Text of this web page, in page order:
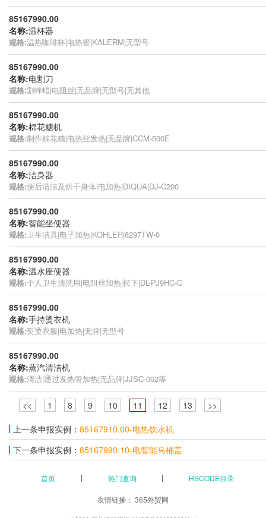
85167990.00
名称:温杯器
规格:温热咖啡杯|电热管|KALERM|无型号
85167990.00
名称:电割刀
规格:割蜂蜡|电阻丝|无品牌|无型号|无其他
85167990.00
名称:棉花糖机
规格:制作棉花糖|电热丝发热|无品牌|CCM-500E
85167990.00
名称:洁身器
规格:便后清洁及烘干身体|电加热|DIQUA|DJ-C200
85167990.00
名称:智能坐便器
规格:卫生洁具|电子加热|KOHLER|8297TW-0
85167990.00
名称:温水座便器
规格:个人卫生清洗用|电阻丝加热|松下|DL-PJ9HC-C
85167990.00
名称:手持烫衣机
规格:熨烫衣服|电加热|无牌|无型号
85167990.00
名称:蒸汽清洁机
规格:清洁|通过发热管加热|无品牌|JJSC-002等
<< 1 8 9 10 11 12 13
>>
上一条申报实例： 85167910.00-电热饮水机
下一条申报实例： 85167990.10-电智能马桶盖
首页 热门查询 HSCODE目录
友情链接： 365外贸网